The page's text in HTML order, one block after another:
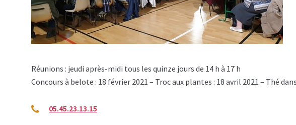
Réunions : jeudi après-midi tous les quinze jours de 14 h à 17 h
Concours à belote : 18 février 2021 – Troc aux plantes : 18 avril 2021 – Thé
05.45.23.13.15